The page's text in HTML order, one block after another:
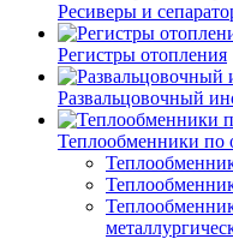
Ресиверы и
Регистры отопления
Развальцовочный
Теплообменники по